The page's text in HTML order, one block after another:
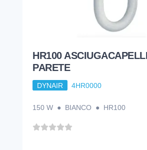
HR100
PARETE
DYNAIR 4HR0000
150 W ● BIANCO ● HR100